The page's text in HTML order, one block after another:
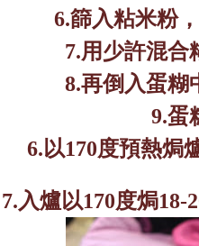
6.篩入粘米粉
7.用少許混合
8.再倒入蛋糊
9.蛋
6.以170度預熱焗
7.入爐以170度焗18-